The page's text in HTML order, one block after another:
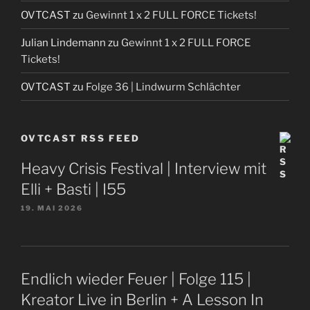
OVTCAST zu Gewinnt 1 x 2 FULL FORCE Tickets!
Julian Lindemann zu Gewinnt 1 x 2 FULL FORCE
Tickets!
OVTCAST zu Folge 36 | Lindwurm Schlächter
OVTCAST RSS FEED
Heavy Crisis Festival | Interview mit
Elli + Basti | I55
19. MAI 2026
Endlich wieder Feuer | Folge 115 |
Kreator Live in Berlin + A Lesson In